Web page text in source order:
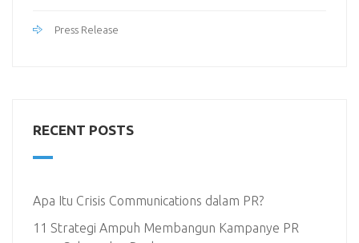
Press Release
RECENT POSTS
Apa Itu Crisis Communications dalam PR?
11 Strategi Ampuh Membangun Kampanye PR